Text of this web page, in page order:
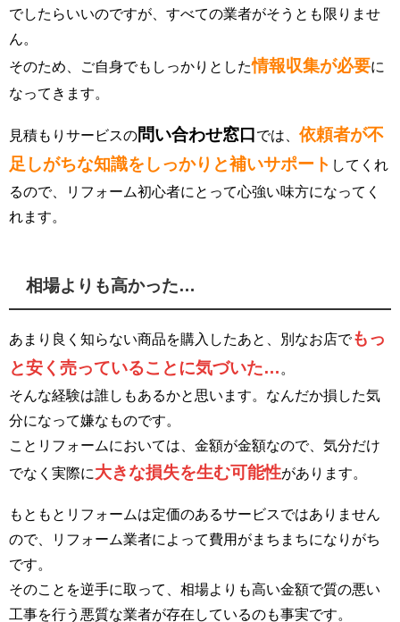
でしたらいいのですが、すべての業者がそうとも限りませ
ん。
そのため、ご自身でもしっかりとした情報収集が必要に
なってきます。
見積もりサービスの問い合わせ窓口 では、 依頼者が不
足しがちな知識をしっかりと補いサポート してくれ
るので、リフォーム初心者にとって心強い味方になってく
れます。
相場よりも高かった…
あまり良く知らない商品を購入したあと、別なお店でもっ
と安く売っていることに気づいた…
そんな経験は誰しもあるかと思います。なんだか損した気
分になって嫌なものです。
ことリフォームにおいては、金額が金額なので、気分だけ
でなく実際に大きな損失を生む可能性があります。
もともとリフォームは定価のあるサービスではありません
ので、リフォーム業者によって費用がまちまちになりがち
です。
そのことを逆手に取って、相場よりも高い金額で質の悪い
工事を行う悪質な業者が存在しているのも事実です。